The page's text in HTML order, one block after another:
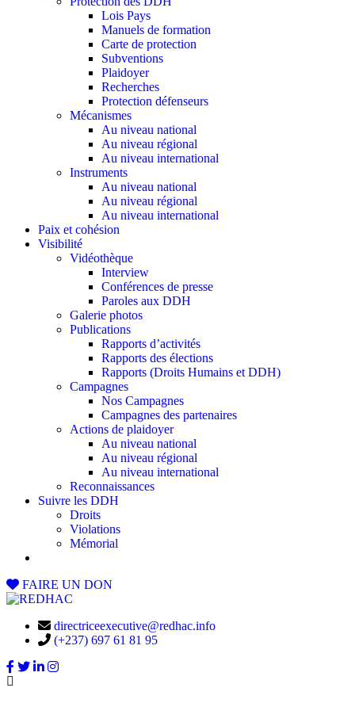
Lois Pays
Manuels de formation
Carte de protection
Subventions
Plaidoyer
Recherches
Protection défenseurs
Mécanismes
Au niveau national
Au niveau régional
Au niveau international
Instruments
Au niveau national
Au niveau régional
Au niveau international
Paix et cohésion
Visibilité
Vidéothèque
Interview
Conférences de presse
Paroles aux DDH
Galerie photos
Publications
Rapports d’activités
Rapports des élections
Rapports (Droits Humains et DDH)
Campagnes
Nos Campagnes
Campagnes des partenaires
Actions de plaidoyer
Au niveau national
Au niveau régional
Au niveau international
Reconnaissances
Suivre les DDH
Droits
Violations
Mémorial
FAIRE UN DON
directriceexecutive@redhac.info
(+237) 697 61 81 95